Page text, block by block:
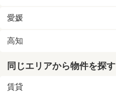
愛媛
高知
同じエリアから物件を探す
賃貸